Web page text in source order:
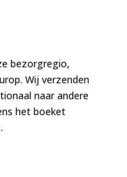
bezorgregio,
Wij verzenden
naar andere
het boeket